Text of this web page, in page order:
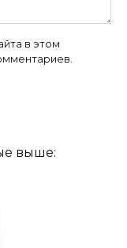
в этом
выше: